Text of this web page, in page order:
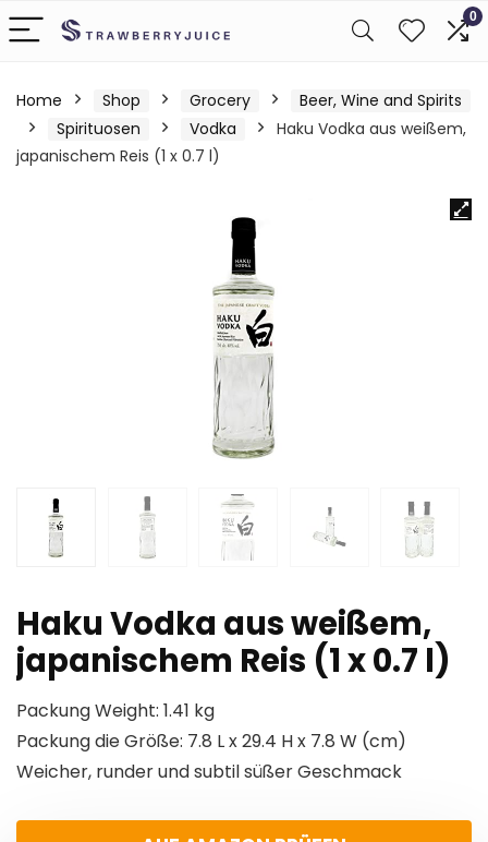
0
Home Shop Grocery
Beer, Wine and Spirits
Spirituosen
Vodka
Haku Vodka aus weißem,
japanischem Reis (1 x 0.7 l)
Haku Vodka aus weißem,
japanischem Reis (1 x 0.7 l)
Packung Weight: 1.41 kg
Packung die Größe: 7.8 L x 29.4 H x 7.8 W (cm)
Weicher, runder und subtil süßer Geschmack